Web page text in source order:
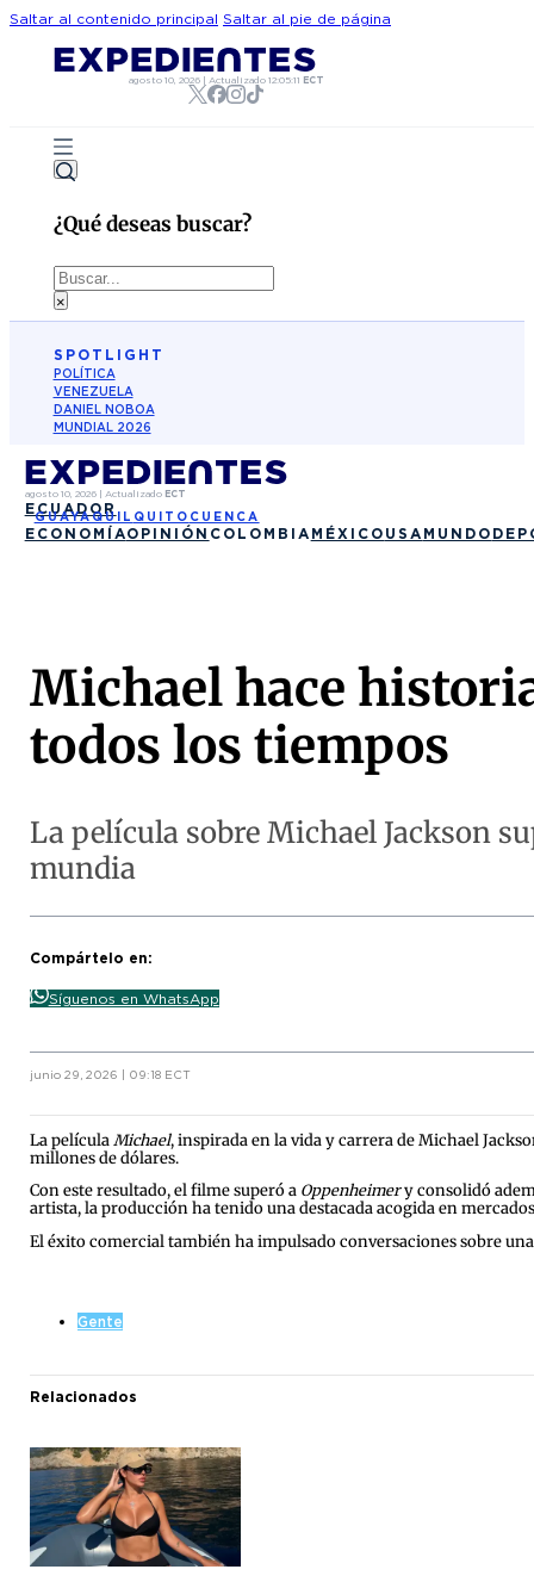
Saltar al contenido principal Saltar al pie de página
agosto 10, 2026 |Actualizado12:05:11 ECT
¿Qué deseas buscar?
Buscar
×
SPOTLIGHT
POLÍTICA
VENEZUELA
DANIEL NOBOA
MUNDIAL 2026
agosto 10, 2026| Actualizado ECT
ECUADOR
GUAYAQUIL QUITO CUENCA
ECONOMÍAOPINIÓN COLOMBIA MÉXICO USA MUNDO
Michael hace
todos los tiempos
La película sobre Michael Jackson
mundia
Compártelo en:
Síguenos en WhatsApp
junio 29, 2026 | 09:18 ECT
La película Michael, inspirada en la vida y carrera de Michael
millones de dólares.
Con este resultado, el filme superó a Oppenheimery consolidó
artista, la producción ha tenido una destacada acogida en
El éxito comercial también ha impulsado conversaciones sobre una
Gente
Relacionados